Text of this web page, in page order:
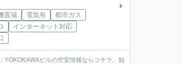
置場 電気有
都市ガス
インターネット対応
YOKOKAWAビルの空室情報ならコチラ。知